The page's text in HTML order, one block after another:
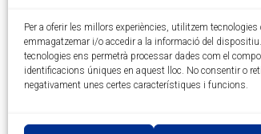
Per a oferir les millors experiències, utilitzem tecnologies
emmagatzemar i/o accedir a la informació del
tecnologies ens permetrà processar dades com el
identificacions úniques en aquest lloc. No consentir o
negativament unes certes característiques i funcions.